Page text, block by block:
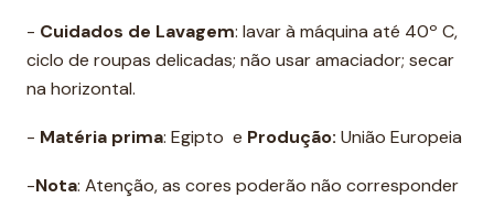
- Cuidados de Lavagem: lavar à máquina até 40º C,
ciclo de roupas delicadas; não usar amaciador; secar
na horizontal.
- Matéria prima: Egipto e Produção: União Europeia
-Nota: Atenção, as cores poderão não corresponder